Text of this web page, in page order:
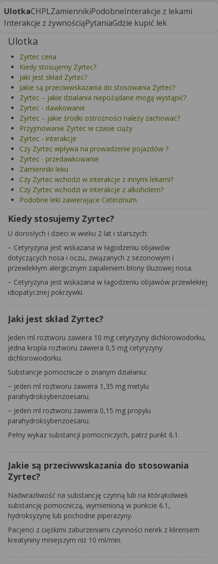
UlotkaCHPLZamiennikiPodobneInterakcje z lekami
Interakcje z żywnościąPytaniaGdzie kupić lek
Ulotka
Zyrtec cena
Kiedy stosujemy Zyrtec?
Jaki jest skład Zyrtec?
Jakie są przeciwwskazania do stosowania Zyrtec?
Zyrtec – jakie działania niepożądane mogą wystąpić?
Zyrtec - dawkowanie
Zyrtec – jakie środki ostrożności należy zachować?
Przyjmowanie Zyrtec w czasie ciąży
Zyrtec - interakcje
Czy Zyrtec wpływa na prowadzenie pojazdów ?
Zyrtec - przedawkowanie
Zamienniki leku
Czy Zyrtec wchodzi w interakcje z innymi lekami?
Czy Zyrtec wchodzi w interakcje z alkoholem?
Podobne leki zawierające Cetirizinum.
Kiedy stosujemy Zyrtec?
U dorosłych i dzieci w wieku 2 lat i starszych:
− Cetyryzyna jest wskazana w łagodzeniu objawów
dotyczących nosa i oczu, związanych z sezonowym i
przewlekłym alergicznym zapaleniem błony śluzowej nosa.
− Cetyryzyna jest wskazana w łagodzeniu objawów przewlekłej
idiopatycznej pokrzywki.
Jaki jest skład Zyrtec?
Jeden ml roztworu zawiera 10 mg cetyryzyny dichlorowodorku,
jedna kropla roztworu zawiera 0,5 mg cetyryzyny
dichlorowodorku.
Substancje pomocnicze o znanym działaniu:
− jeden ml roztworu zawiera 1,35 mg metylu
parahydroksybenzoesanu.
− jeden ml roztworu zawiera 0,15 mg propylu
parahydroksybenzoesanu.
Pełny wykaz substancji pomocniczych, patrz punkt 6.1.
Jakie są przeciwwskazania do stosowania
Zyrtec?
Nadwrażliwość na substancję czynną lub na którąkolwiek
substancję pomocniczą, wymienioną w punkcie 6.1,
hydroksyzynę lub pochodne piperazyny.
Pacjenci z ciężkimi zaburzeniami czynności nerek z klirensem
kreatyniny mniejszym niż 10 ml/min.